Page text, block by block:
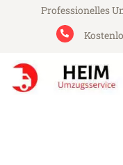
Professionelles